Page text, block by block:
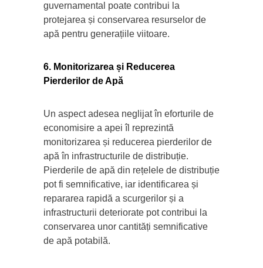
guvernamental poate contribui la
protejarea și conservarea resurselor de
apă pentru generațiile viitoare.
6. Monitorizarea și Reducerea
Pierderilor de Apă
Un aspect adesea neglijat în eforturile de
economisire a apei îl reprezintă
monitorizarea și reducerea pierderilor de
apă în infrastructurile de distribuție.
Pierderile de apă din rețelele de distribuție
pot fi semnificative, iar identificarea și
repararea rapidă a scurgerilor și a
infrastructurii deteriorate pot contribui la
conservarea unor cantități semnificative
de apă potabilă.